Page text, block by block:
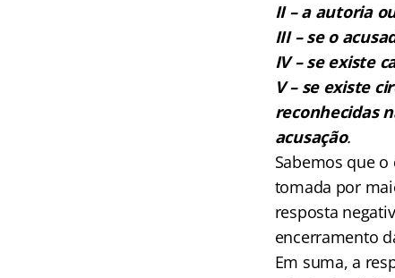
II – a autoria
III – se o
IV – se existe
V – se existe
reconhecidas
acusação.
Sabemos que
tomada por
resposta
encerramento
Em suma, a